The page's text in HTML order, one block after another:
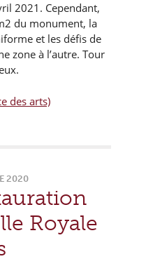
2021. Cependant,
du monument, la
et les défis de
zone à l’autre. Tour
des arts)
2020
Royale